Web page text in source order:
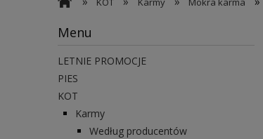
Menu
LETNIE PROMOCJE
PIES
KOT
Karmy
Według producentów